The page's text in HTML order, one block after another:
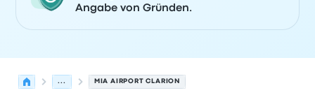
Angabe von Gründen.
... MIA AIRPORT CLARION